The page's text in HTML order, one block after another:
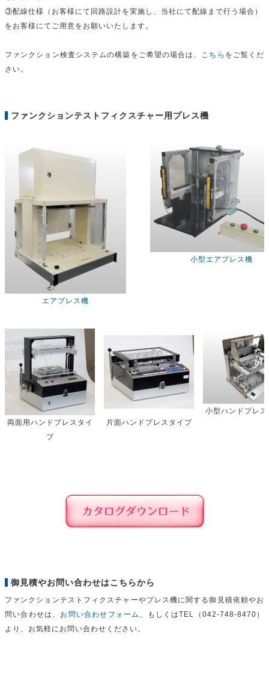
③配線仕様（お客様にて回路設計を実施し、当社にて配線まで行う場合）
をお客様にてご用意をお願いいたします。
ファンクション検査システムの構築をご希望の場合は、 こちら をご覧くだ
さい。
ファンクションテストフィクスチャー用プレス機
エアプレス機
小型エアプレス機
両面用ハンドプレスタイ
プ
片面ハンドプレスタイプ
小型ハンドプレ
御見積やお問い合わせはこちらから
ファンクションテストフィクスチャーやプレス機に関する御見積依頼やお
問い合わせは、 お問い合わせフォーム
、もしくはTEL（042-748-8470）
より、お気軽にお問い合わせください。